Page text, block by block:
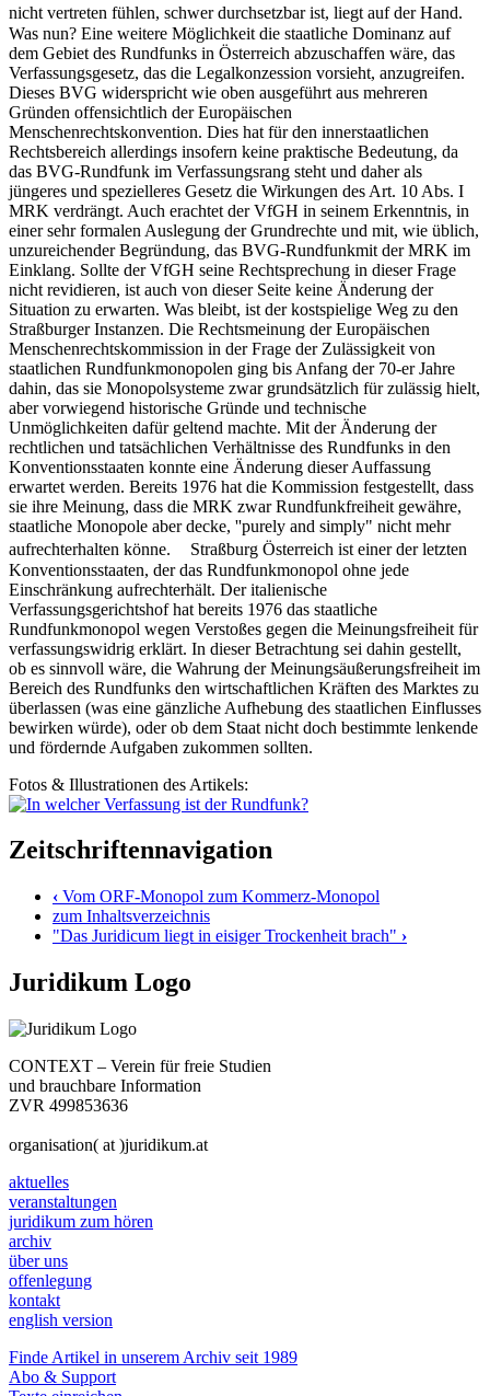
nicht vertreten fühlen, schwer durchsetzbar ist, liegt auf der Hand.
Was nun? Eine weitere Möglichkeit die staatliche Dominanz auf
dem Gebiet des Rundfunks in Österreich abzuschaffen wäre, das
Verfassungsgesetz, das die Legalkonzession vorsieht, anzugreifen.
Dieses BVG widerspricht wie oben ausgeführt aus mehreren
Gründen offensichtlich der Europäischen
Menschenrechtskonvention. Dies hat für den innerstaatlichen
Rechtsbereich allerdings insofern keine praktische Bedeutung, da
das BVG-Rundfunk im Verfassungsrang steht und daher als
jüngeres und spezielleres Gesetz die Wirkungen des Art. 10 Abs. I
MRK verdrängt. Auch erachtet der VfGH in seinem Erkenntnis, in
einer sehr formalen Auslegung der Grundrechte und mit, wie üblich,
unzureichender Begründung, das BVG-Rundfunkmit der MRK im
Einklang. Sollte der VfGH seine Rechtsprechung in dieser Frage
nicht revidieren, ist auch von dieser Seite keine Änderung der
Situation zu erwarten. Was bleibt, ist der kostspielige Weg zu den
Straßburger Instanzen. Die Rechtsmeinung der Europäischen
Menschenrechtskommission in der Frage der Zulässigkeit von
staatlichen Rundfunkmonopolen ging bis Anfang der 70-er Jahre
dahin, das sie Monopolsysteme zwar grundsätzlich für zulässig hielt,
aber vorwiegend historische Gründe und technische
Unmöglichkeiten dafür geltend machte. Mit der Änderung der
rechtlichen und tatsächlichen Verhältnisse des Rundfunks in den
Konventionsstaaten konnte eine Änderung dieser Auffassung
erwartet werden. Bereits 1976 hat die Kommission festgestellt, dass
sie ihre Meinung, dass die MRK zwar Rundfunkfreiheit gewähre,
staatliche Monopole aber decke, ''purely and simply" nicht mehr
aufrechterhalten könne. Straßburg Österreich ist einer der letzten
Konventionsstaaten, der das Rundfunkmonopol ohne jede
Einschränkung aufrechterhält. Der italienische
Verfassungsgerichtshof hat bereits 1976 das staatliche
Rundfunkmonopol wegen Verstoßes gegen die Meinungsfreiheit für
verfassungswidrig erklärt. In dieser Betrachtung sei dahin gestellt,
ob es sinnvoll wäre, die Wahrung der Meinungsäußerungsfreiheit im
Bereich des Rundfunks den wirtschaftlichen Kräften des Marktes zu
überlassen (was eine gänzliche Aufhebung des staatlichen Einflusses
bewirken würde), oder ob dem Staat nicht doch bestimmte lenkende
und fördernde Aufgaben zukommen sollten.
Fotos & Illustrationen des Artikels:
Zeitschriftennavigation
‹ Vom ORF-Monopol zum Kommerz-Monopol
zum Inhaltsverzeichnis
"Das Juridicum liegt in eisiger Trockenheit brach" ›
Juridikum Logo
CONTEXT – Verein für freie Studien
und brauchbare Information
ZVR 499853636
organisation( at )juridikum.at
aktuelles
veranstaltungen
juridikum zum hören
archiv
über uns
offenlegung
kontakt
english version
Finde Artikel in unserem Archiv seit 1989
Abo & Support